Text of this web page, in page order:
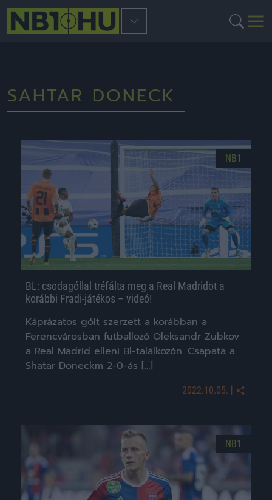
SAHTAR DONECK
NB1
BL: csodagóllal tréfálta meg a Real Madridot a
korábbi Fradi-játékos – videó!
Káprázatos gólt szerzett a korábban a
Ferencvárosban futballozó Oleksandr Zubkov
a Real Madrid elleni Bl-találkozón. Csapata a
Shatar Doneckm 2-0-ás […]
2022.10.05. |
NB1